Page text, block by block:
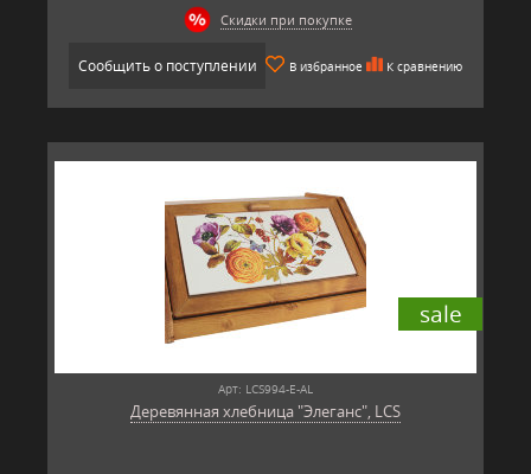
Скидки при покупке
Сообщить о поступлении В избранное К сравнению
sale
Арт: LCS994-E-AL
Деревянная хлебница "Элеганс", LCS